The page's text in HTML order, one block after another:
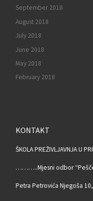
September 2018
August 2018
July 2018
June 2018
May 2018
February 2018
KONTAKT
ŠKOLA PREŽIVLJAVNJA U
………..Mjesni odbor
Petra Petrovića Njegoša 10,